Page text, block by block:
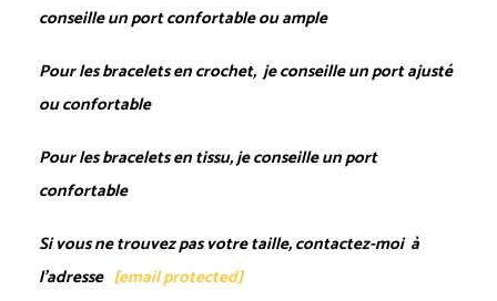
conseille un port confortable ou ample
Pour les bracelets en crochet, je conseille un port ajusté
ou confortable
Pour les bracelets en tissu, je conseille un port
confortable
Si vous ne trouvez pas votre taille, contactez-moi à
l'adresse [email protected]